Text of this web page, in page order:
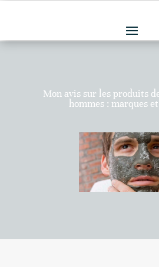
Mon avis sur les produits
hommes : marques